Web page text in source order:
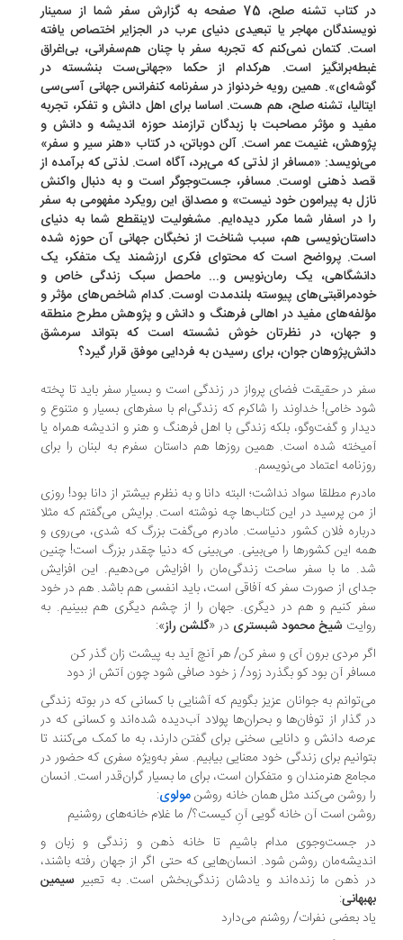
در کتاب تشنه صلح، 75 صفحه به گزارش سفر شما از سمینار
مهاجر یا تبعیدی دنیای عرب در الجزایر اختصاص یافته
کتمان نمی‌کنم که تجربه سفر با چنان هم‌سفرانی، بی‌اغراق
است. هرکدام از حکما «جهانی‌ست بنشسته در
همین رویه خردنواز در سفرنامه کنفرانس جهانی آسی‌سی
تشنه صلح، هم هست. اساسا برای اهل دانش و تفکر، تجربه
و مؤثر مصاحبت با زبدگان ترازمند حوزه اندیشه و دانش و
غنیمت عمر است. آلن دوباتن، در کتاب «هنر سیر و سفر»
«مسافر از لذتی که می‌برد، آگاه است. لذتی که برآمده از
ذهنی اوست. مسافر، جست‌وجوگر است و به دنبال واکنش
به پیرامون خود نیست» و مصداق این رویکرد مفهومی به سفر
در اسفار شما مکرر دیده‌ایم. مشغولیت لاینقطع شما به دنیای
هم، سبب شناخت از نخبگان جهانی آن حوزه شده
پرواضح است که محتوای فکری ارزشمند یک متفکر، یک
یک رمان‌نویس و... ماحصل سبک زندگی خاص و
پیوسته بلندمدت اوست. کدام شاخص‌های مؤثر و
مفید در اهالی فرهنگ و دانش و پژوهش مطرح منطقه
جهان، در نظرتان خوش نشسته است که بتواند سرمشق
جوان، برای رسیدن به فردایی موفق قرار گیرد؟
در حقیقت فضای پرواز در زندگی است و بسیار سفر باید تا پخته
خامی! خداوند را شاکرم که زندگی‌ام با سفر‌های بسیار و متنوع و
و گفت‌وگو، بلکه زندگی با اهل فرهنگ و هنر و اندیشه همراه یا
شده است. همین روزها هم داستان سفرم به لبنان را برای
اعتماد می‌نویسم.
مطلقا سواد نداشت؛ البته دانا و به نظرم بیشتر از دانا بود! روزی
من پرسید در این کتاب‌ها چه نوشته است. برایش می‌گفتم که مثلا
فلان کشور دنیاست. مادرم می‌گفت بزرگ که شدی، می‌روی و
این کشور‌ها را می‌بینی. می‌بینی که دنیا چقدر بزرگ است! چنین
ما با سفر ساحت زندگی‌مان را افزایش می‌دهیم. این افزایش
از صورت سفر که آفاقی است، باید انفسی هم باشد. هم در خود
کنیم و هم در دیگری. جهان را از چشم دیگری هم ببینیم. به
شیخ محمود شبستریدر «گلشن راز»:
مردی برون آی و سفر کن/ هر آنچ آید به پیشت زان گذر کن
آن بود کو بگذرد زود/ ز خود صافی شود چون آتش از دود
به جوانان عزیز بگویم که آشنایی با کسانی که در بوته زندگی
گذار از توفان‌ها و بحران‌ها پولاد آب‌دیده شده‌اند و کسانی که در
دانش و دانایی سخنی برای گفتن دارند، به ما کمک می‌کنند تا
برای زندگی خود معنایی بیابیم. سفر به‌ویژه سفری که حضور در
هنرمندان و متفکران است، برای ما بسیار گران‌قدر است. انسان
روشن می‌کند مثل همان خانه روشن مولوی
است آن خانه گویی آنِ کیست؟/ ما غلام خانه‌های روشنیم
جست‌وجوی مدام باشیم تا خانه ذهن و زندگی و زبان و
روشن شود. انسان‌هایی که حتی اگر از جهان رفته باشند،
ذهن ما زنده‌اند و یادشان زندگی‌بخش است. به تعبیر سیمین
:
بعضی نفرات/ روشنم می‌دارد